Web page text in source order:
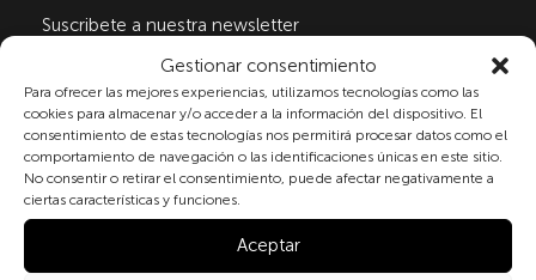
Gestionar consentimiento
Para ofrecer las mejores experiencias, utilizamos tecnologías como las
cookies para almacenar y/o acceder a la información del dispositivo. El
consentimiento de estas tecnologías nos permitirá procesar datos como el
comportamiento de navegación o las identificaciones únicas en este sitio.
No consentir o retirar el consentimiento, puede afectar negativamente a
ciertas características y funciones.
Aceptar
Suscribete a nuestra newsletter
Al marcar la casilla y enviar este formulario, usted
consiente expresamente el tratamiento de sus datos
personales conforme a la normativa vigente en
materia de protección de datos personales, en
particular, de acuerdo con lo dispuesto en el
Reglamento (UE) 2016/679 del Parlamento Europeo y
del Consejo de 27 de abril de 2016 (RGPD) y la Ley